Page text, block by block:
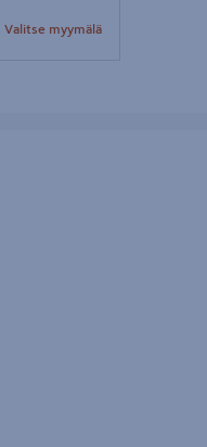
Valitse myymälä